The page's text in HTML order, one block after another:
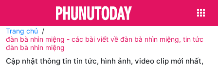
Trang chủ
đàn bà nhìn miệng - các bài viết về đàn bà nhìn miệng, tin tức
đàn bà nhìn miệng
Cập nhật thông tin tin tức, hình ảnh, video clip mới nhất,